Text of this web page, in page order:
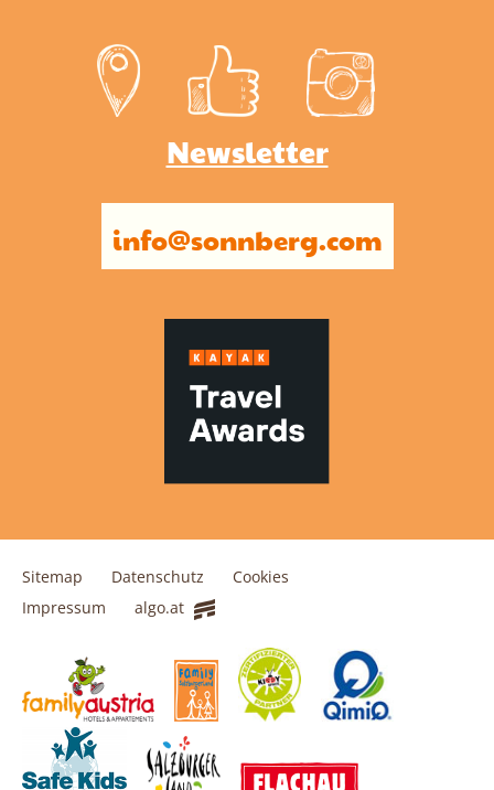
Newsletter
info@sonnberg.com
Sitemap Datenschutz
Cookies
Impressum
algo.at